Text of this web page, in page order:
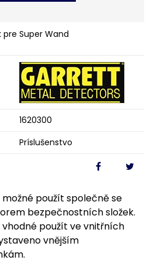
Super Wand
1620300
Príslušenstvo
použít společně se
bezpečnostních složek.
použít ve vnitřních
vnějším